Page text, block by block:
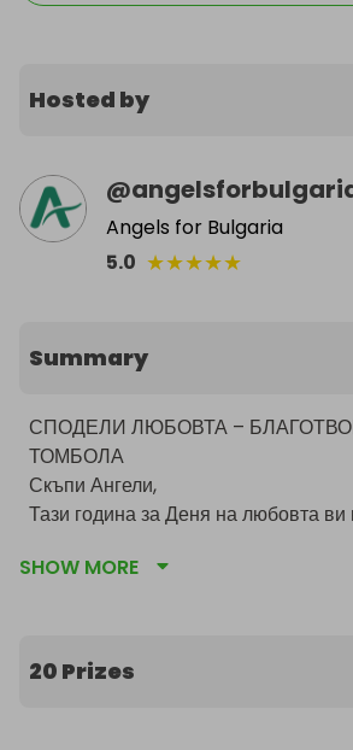
Hosted by
@
Angels for Bulgaria
5.0 ★★★★★
Summary
СПОДЕЛИ ЛЮБОВТА –
ТОМБОЛА
Скъпи Ангели,
Тази година за Деня на любовта ви
посветена на една изключително
нужда.
През изминалата година,
SHOW MORE
20 Prizes